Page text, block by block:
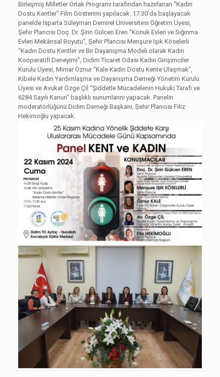
Birleşmiş Milletler Ortak Programı tarafından hazırlanan “Kadın
Dostu Kentler” Film Gösterimi yapılacak. 17:30’da başlayacak
panelde Isparta Süleyman Demirel Üniversitesi Öğretim Üyesi,
Şehir Plancısı Doç. Dr. Şirin Gülcen Eren “Konuk Evleri ve Sığınma
Evleri Mekânsal Boyutu”, Şehir Plancısı Menşure Işık Köselerli
“Kadın Dostu Kentler ve Bir Dayanışma Modeli olarak Kadın
Kooperatifi Deneyimi”, Didim Ticaret Odası Kadın Girişimciler
Kurulu Üyesi, Mimar Öznur “Kale Kadın Dostu Kente Ulaşmak”,
Kibele Kadın Yardımlaşma ve Dayanışma Derneği Yönetim Kurulu
Üyesi ve Avukat Özge Çil “Şiddetle Mücadelenin Hukuki Tarafı ve
6284 Sayılı Kanun” başlıklı sunumlarını yapacak. Panelin
moderatörlüğünü Didim Derneği Başkanı, Şehir Plancısı Filiz
Hekimoğlu yapacak.